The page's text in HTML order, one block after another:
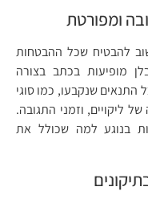
ומפורטת
להבטיח שכל ההבטחות
מופיעות בכתב בצורה
שנקבעו, כמו סוגי
ליקויים, וזמני התגובה.
בנוגע למה שכולל את